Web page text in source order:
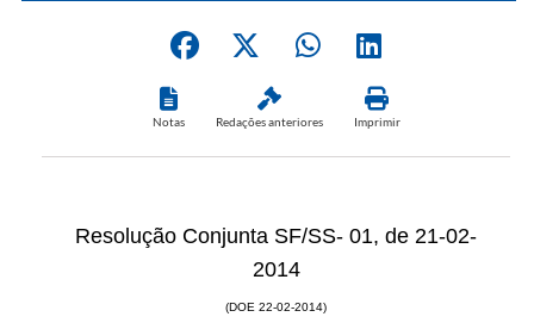
Notas Redações anteriores Imprimir
Resolução Conjunta SF/SS- 01, de 21-02-
2014
(DOE 22-02-2014)